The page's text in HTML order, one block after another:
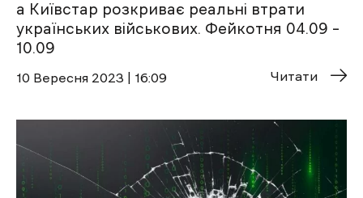
а Київстар розкриває реальні втрати
українських військових. Фейкотня 04.09 –
10.09
10 Вересня 2023 | 16:09 Читати